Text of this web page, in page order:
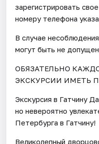
зарегистрировать
номеру телефона
В случае
могут быть не
ОБЯЗАТЕЛЬНО
ЭКСКУРСИИ ИМЕТЬ
Экскурсия в Гатчину
но невероятно
Петербурга в Гатчину!
Великолепный